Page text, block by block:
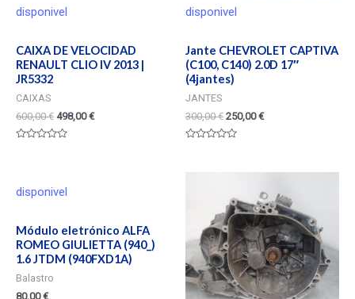
disponivel
CAIXA DE VELOCIDAD
RENAULT CLIO IV 2013 |
JR5332
CAIXAS
600,00€ 498,00€
5
disponivel
Jante CHEVROLET CAPTIVA
(C100, C140) 2.0D 17″
(4jantes)
JANTES
300,00€ 250,00€
disponivel
Módulo eletrónico ALFA
ROMEO GIULIETTA (940_)
1.6 JTDM (940FXD1A)
Balastro
80,00€